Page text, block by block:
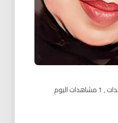
, 1 مشاهدات اليوم